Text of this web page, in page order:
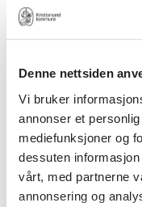
Denne nettsiden
Vi bruker
annonser et
mediefunksjoner og
dessuten
vårt, med partnerne
annonsering og
om jakt og
knappen